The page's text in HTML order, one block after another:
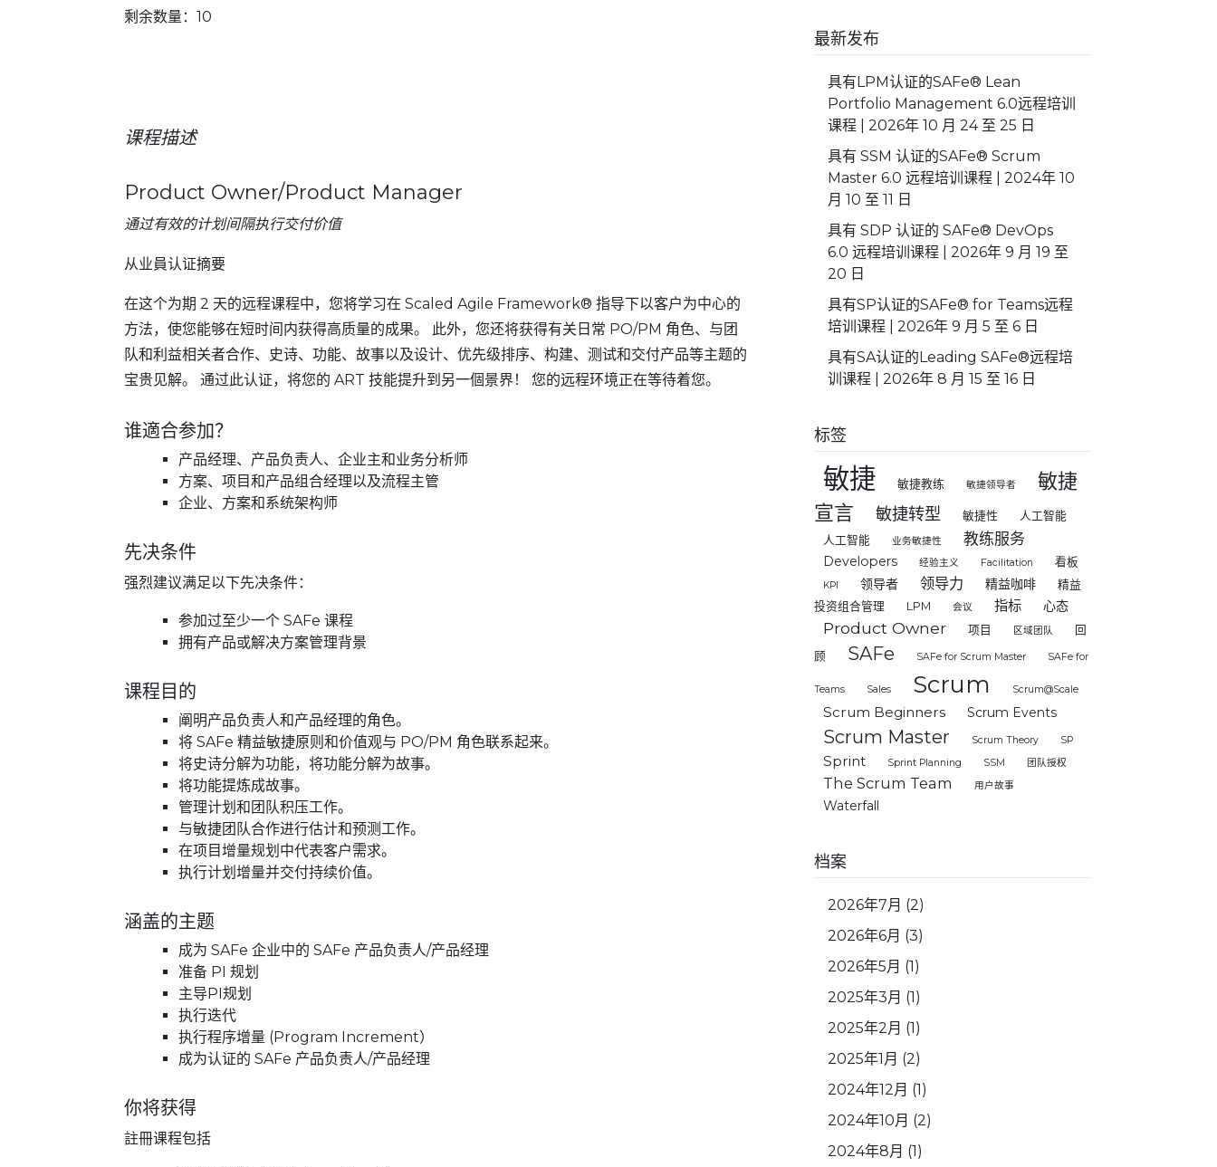
剩余数量：10
课程描述
Product Owner/Product Manager
通过有效的计划间隔执行交付价值
从业員认证摘要
在这个为期 2 天的远程课程中，您将学习在 Scaled Agile Framework® 指导下以客户为中心的
方法，使您能够在短时间内获得高质量的成果。 此外，您还将获得有关日常 PO/PM 角色、与团
队和利益相关者合作、史诗、功能、故事以及设计、优先级排序、构建、测试和交付产品等主题的
宝贵见解。 通过此认证，将您的 ART 技能提升到另一個景界！ 您的远程环境正在等待着您。
谁適合参加？
产品经理、产品负责人、企业主和业务分析师
方案、项目和产品组合经理以及流程主管
企业、方案和系统架构师
先决条件
强烈建议满足以下先决条件：
参加过至少一个 SAFe 课程
拥有产品或解决方案管理背景
课程目的
阐明产品负责人和产品经理的角色。
将 SAFe 精益敏捷原则和价值观与 PO/PM 角色联系起来。
将史诗分解为功能，将功能分解为故事。
将功能提炼成故事。
管理计划和团队积压工作。
与敏捷团队合作进行估计和预测工作。
在项目增量规划中代表客户需求。
执行计划增量并交付持续价值。
涵盖的主题
成为 SAFe 企业中的 SAFe 产品负责人/产品经理
准备 PI 规划
主导PI规划
执行迭代
执行程序增量 (Program Increment）
成为认证的 SAFe 产品负责人/产品经理
你将获得
註冊课程包括
最新发布
具有LPM认证的SAFe® Lean
Portfolio Management 6.0远程培训
课程 | 2026年 10 月 24 至 25 日
具有 SSM 认证的SAFe® Scrum
Master 6.0 远程培训课程 | 2024年 10
月 10 至 11 日
具有 SDP 认证的 SAFe® DevOps
6.0 远程培训课程 | 2026年 9 月 19 至
20 日
具有SP认证的SAFe® for Teams远程
培训课程 | 2026年 9 月 5 至 6 日
具有SA认证的Leading SAFe®远程培
训课程 | 2026年 8 月 15 至 16 日
标签
敏捷 敏捷教练 敏捷领导者
敏捷
宣言
敏捷转型 敏捷性
人工智能
人工智能
业务敏捷性 教练服务
Developers 经验主义 Facilitation 看板
KPI 领导者 领导力 精益咖啡
精益
投资组合管理
LPM 会议 指标 心态
Product Owner 项目 区域团队
回
顾
SAFe SAFe for Scrum Master SAFe for
Teams Sales Scrum Scrum@Scale
Scrum Beginners Scrum Events
Scrum Master Scrum Theory SP
Sprint Sprint Planning SSM 团队授权
The Scrum Team 用户故事
Waterfall
档案
2026年7月 (2)
2026年6月 (3)
2026年5月 (1)
2025年3月 (1)
2025年2月 (1)
2025年1月 (2)
2024年12月 (1)
2024年10月 (2)
2024年8月 (1)